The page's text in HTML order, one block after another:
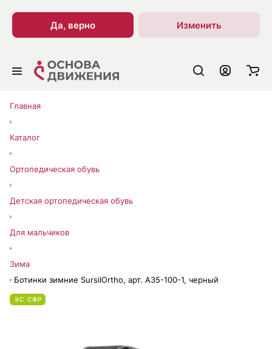
Да, верно Изменить
Главная
Каталог
Ортопедическая обувь
Детская ортопедическая обувь
Для мальчиков
Зима
Ботинки зимние SursilOrtho, арт. A35-100-1, черный
ЭС СФР